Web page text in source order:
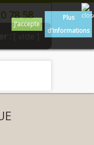
78 58
:
J'accepte
Plus
d'informations